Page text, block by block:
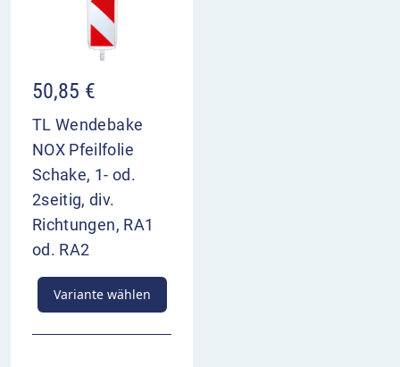
50,85 €
TL Wendebake
NOX Pfeilfolie
Schake, 1- od.
2seitig, div.
Richtungen, RA1
od. RA2
Variante wählen